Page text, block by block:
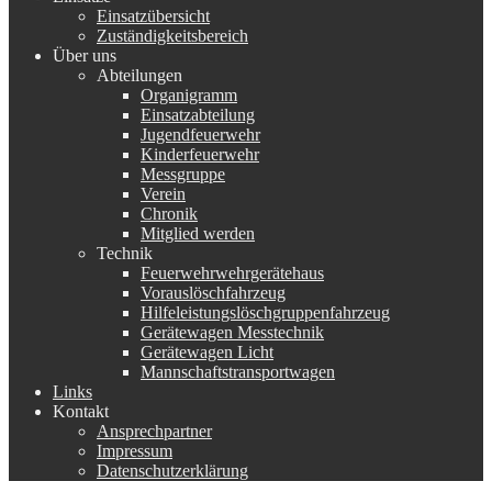
Einsatzübersicht
Zuständigkeitsbereich
Über uns
Abteilungen
Organigramm
Einsatzabteilung
Jugendfeuerwehr
Kinderfeuerwehr
Messgruppe
Verein
Chronik
Mitglied werden
Technik
Feuerwehrwehrgerätehaus
Vorauslöschfahrzeug
Hilfeleistungslöschgruppenfahrzeug
Gerätewagen Messtechnik
Gerätewagen Licht
Mannschaftstransportwagen
Links
Kontakt
Ansprechpartner
Impressum
Datenschutzerklärung